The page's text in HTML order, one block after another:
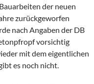
der neuen
zurückgeworfen
nach Angaben der DB
vorsichtig
mit dem eigentlichen
es noch nicht.